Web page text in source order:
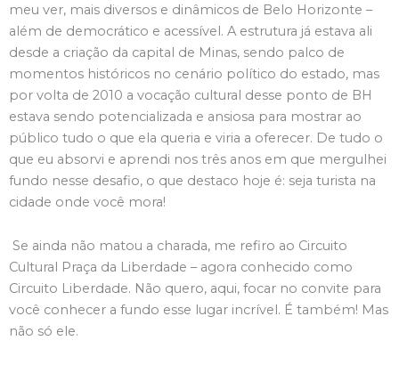
meu ver, mais diversos e dinâmicos de Belo Horizonte –
além de democrático e acessível. A estrutura já estava ali
desde a criação da capital de Minas, sendo palco de
momentos históricos no cenário político do estado, mas
por volta de 2010 a vocação cultural desse ponto de BH
estava sendo potencializada e ansiosa para mostrar ao
público tudo o que ela queria e viria a oferecer. De tudo o
que eu absorvi e aprendi nos três anos em que mergulhei
fundo nesse desafio, o que destaco hoje é: seja turista na
cidade onde você mora!
Se ainda não matou a charada, me refiro ao Circuito
Cultural Praça da Liberdade – agora conhecido como
Circuito Liberdade. Não quero, aqui, focar no convite para
você conhecer a fundo esse lugar incrível. É também! Mas
não só ele.